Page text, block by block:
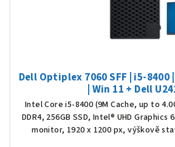
Dell Optiplex 7060 SFF | i5-8400 |
| Win 11 + Dell
Intel Core i5-8400 (9M Cache, up to
DDR4, 256GB SSD, Intel® UHD Graphics
monitor, 1920 x 1200 px, výškově